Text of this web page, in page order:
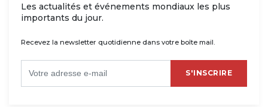
Les actualités et événements mondiaux les plus
importants du jour.
Recevez la newsletter quotidienne dans votre boîte mail.
S'INSCRIRE